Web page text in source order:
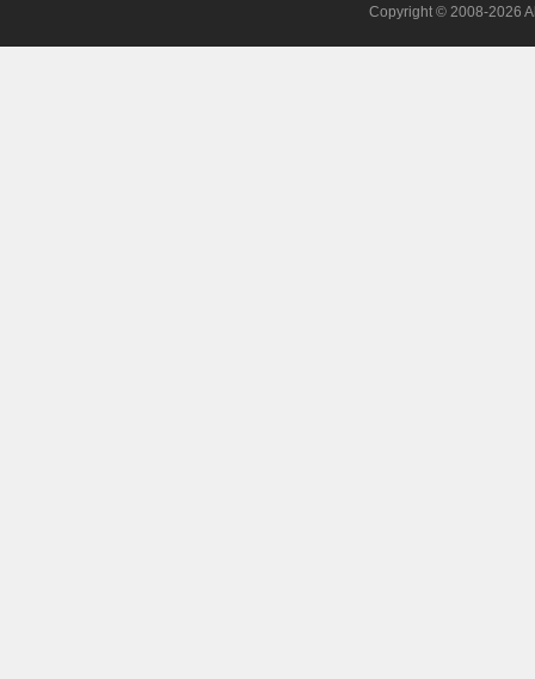
Copyright © 2008-2026